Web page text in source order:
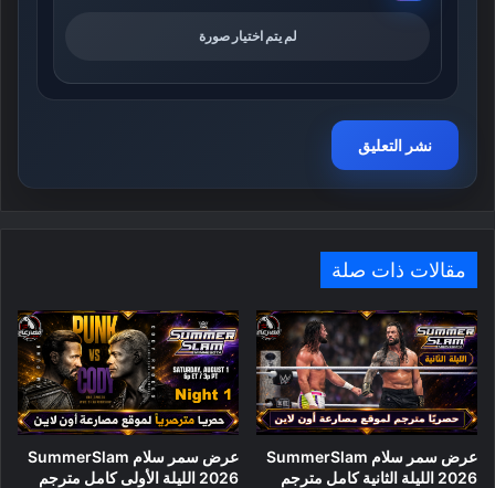
لم يتم اختيار صورة
مقالات ذات صلة
عرض سمر سلام SummerSlam
2026 الليلة الثانية كامل مترجم
عرض سمر سلام SummerSlam
2026 الليلة الأولى كامل مترجم